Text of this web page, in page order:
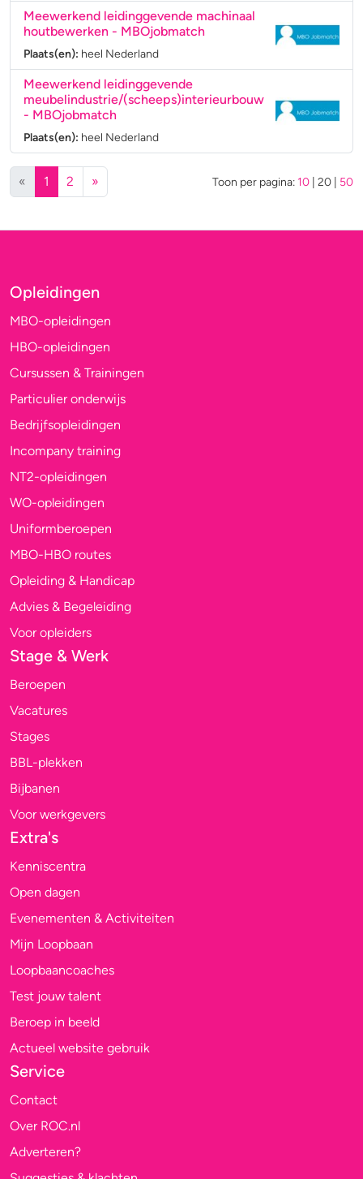
Meewerkend leidinggevende machinaal
houtbewerken - MBOjobmatch
Plaats(en): heel Nederland
Meewerkend leidinggevende
meubelindustrie/(scheeps)interieurbouw
- MBOjobmatch
Plaats(en): heel Nederland
« 1 (huidige)
2 » Toon per pagina: 10 20 50
Opleidingen
MBO-opleidingen
HBO-opleidingen
Cursussen & Trainingen
Particulier onderwijs
Bedrijfsopleidingen
Incompany training
NT2-opleidingen
WO-opleidingen
Uniformberoepen
MBO-HBO routes
Opleiding & Handicap
Advies & Begeleiding
Voor opleiders
Stage & Werk
Beroepen
Vacatures
Stages
BBL-plekken
Bijbanen
Voor werkgevers
Extra's
Kenniscentra
Open dagen
Evenementen & Activiteiten
Mijn Loopbaan
Loopbaancoaches
Test jouw talent
Beroep in beeld
Actueel website gebruik
Service
Contact
Over ROC.nl
Adverteren?